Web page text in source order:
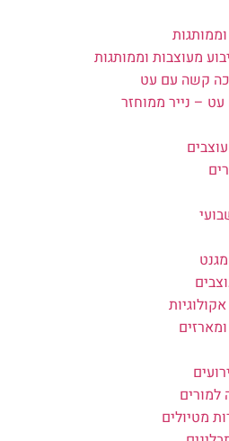
מעוצבות וממותגות
קשה עם עט
– נייר ממוחזר
מטיולים